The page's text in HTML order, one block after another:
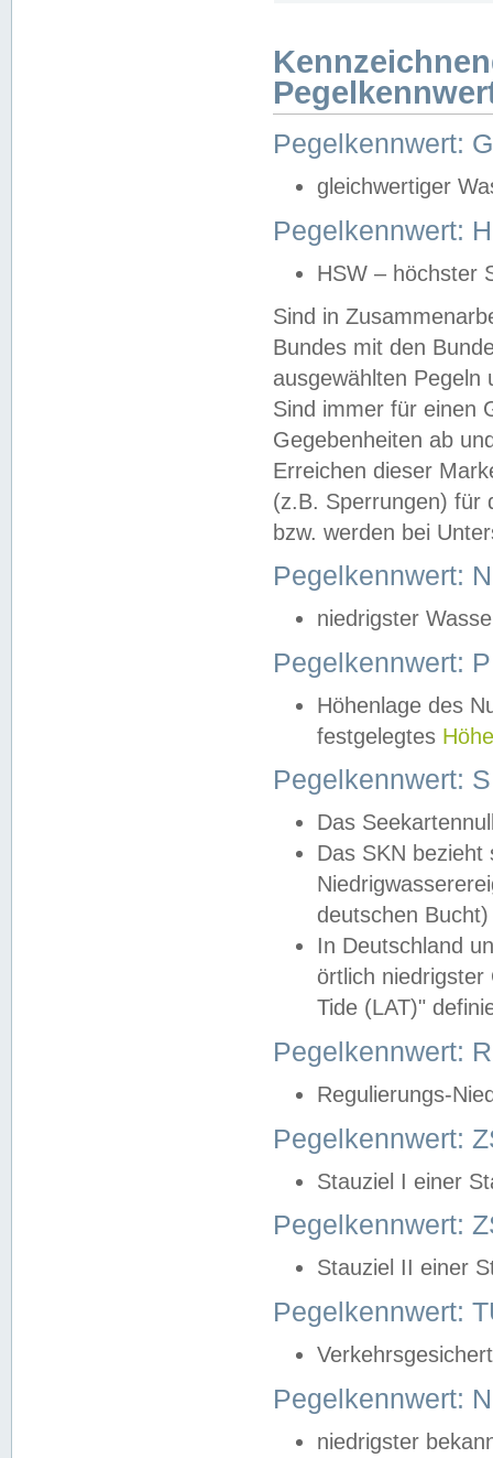
Pegelkennwert:
gleichwertiger
Pegelkennwert:
HSW – höchster
Sind in
Bundes mit den
ausgewählten
Sind immer für einen
Gegebenheiten ab
Erreichen dieser
(z.B. Sperrungen) für
bzw. werden bei
Pegelkennwert:
niedrigster
Pegelkennwert:
Höhenlage des
festgelegtes
Pegelkennwert:
Das
Das SKN
deutschen
In Deutschland
örtlich
Tide (LAT)"
Pegelkennwert:
Regulierungs-
Pegelkennwert:
Stauziel I einer
Pegelkennwert:
Stauziel II einer
Pegelkennwert:
Pegelkennwert:
niedrigster